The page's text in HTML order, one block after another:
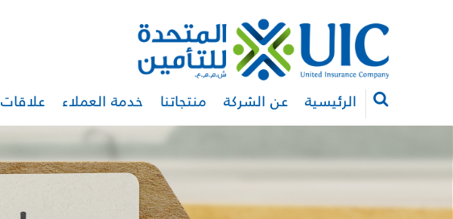
الرئيسية عن الشركة منتجاتنا خدمة العملاء